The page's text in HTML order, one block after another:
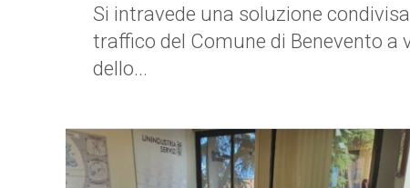
Si intravede una soluzione
traffico del Comune di Benevento a
dello...